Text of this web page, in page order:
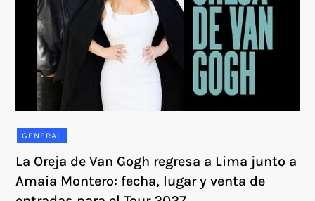
GENERAL
La Oreja de Van Gogh regresa a Lima junto a
Amaia Montero: fecha, lugar y venta de